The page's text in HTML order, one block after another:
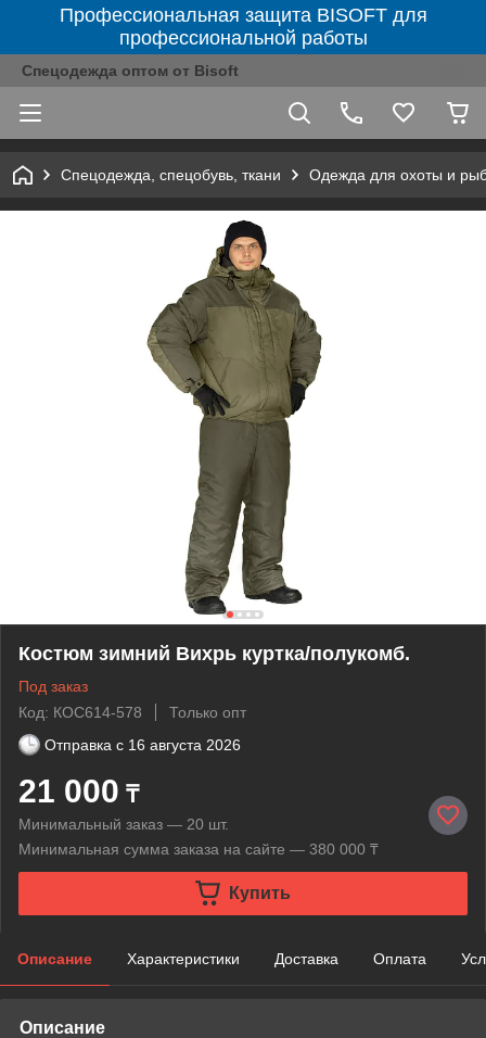
Профессиональная защита BISOFT для
профессиональной работы
Спецодежда оптом от Bisoft
Спецодежда, спецобувь, ткани Одежда для охоты и
Костюм зимний Вихрь куртка/полукомб.
Под заказ
Код: КОС614-578
Только опт
Отправка с 16 августа 2026
21 000 ₸
Минимальный заказ — 20 шт.
Минимальная сумма заказа на сайте — 380 000 ₸
Купить
Описание Характеристики Доставка Оплата
Описание